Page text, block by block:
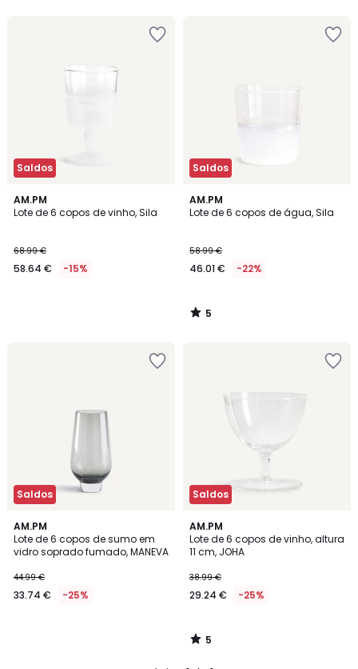
Saldos
AM.PM
Lote de 6 copos de vinho, Sila
68.99 €
58.64 € -15%
Saldos
AM.PM
Lote de 6 copos de água, Sila
58.99 €
46.01 € -22%
5
/
5
/
Saldos
AM.PM
Lote de 6 copos de sumo em
vidro soprado fumado, MANEVA
44.99 €
33.74 € -25%
Saldos
AM.PM
Lote de 6 copos de vinho, altura
11 cm, JOHA
38.99 €
29.24 € -25%
5
/
5
5
/